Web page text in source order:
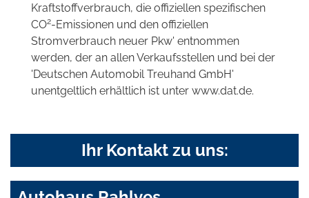
Kraftstoffverbrauch, die offiziellen spezifischen
CO2-Emissionen und den offiziellen
Stromverbrauch neuer Pkw' entnommen
werden, der an allen Verkaufsstellen und bei der
'Deutschen Automobil Treuhand GmbH'
unentgeltlich erhältlich ist unter www.dat.de.
Ihr Kontakt zu uns: